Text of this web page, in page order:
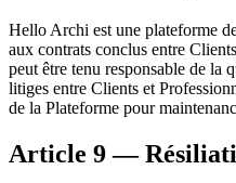
Hello Archi est une plateforme
aux contrats conclus entre
peut être tenu responsable de la
litiges entre Clients et
de la Plateforme pour
Article 9 —